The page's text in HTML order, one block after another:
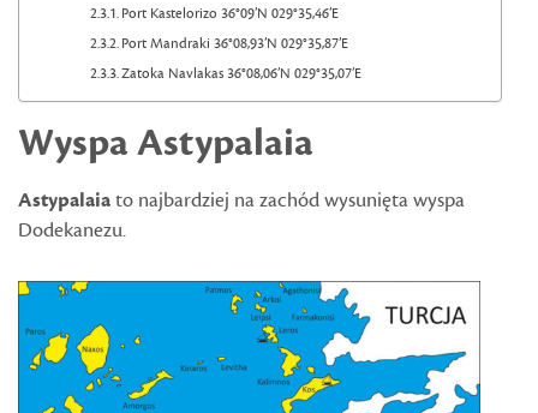
Port Kastelorizo 36°09’N 029°35,46’E
Port Mandraki 36°08,93’N 029°35,87’E
Zatoka Navlakas 36°08,06’N 029°35,07’E
Wyspa Astypalaia
Astypalaiato najbardziej na zachód wysunięta wyspa
Dodekanezu.